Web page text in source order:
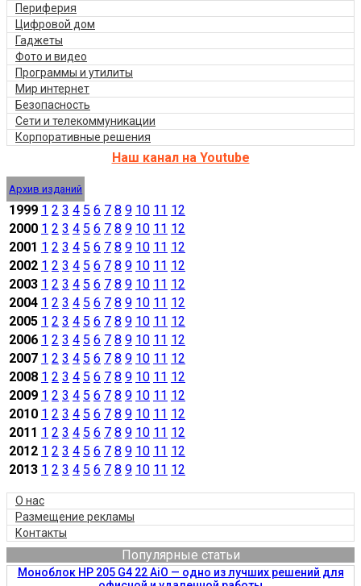
Периферия
Цифровой дом
Гаджеты
Фото и видео
Программы и утилиты
Мир интернет
Безопасность
Сети и телекоммуникации
Корпоративные решения
Наш канал на Youtube
Архив изданий
1999 1 2 3 4 5 6 7 8 9 10 11 12
2000 1 2 3 4 5 6 7 8 9 10 11 12
2001 1 2 3 4 5 6 7 8 9 10 11 12
2002 1 2 3 4 5 6 7 8 9 10 11 12
2003 1 2 3 4 5 6 7 8 9 10 11 12
2004 1 2 3 4 5 6 7 8 9 10 11 12
2005 1 2 3 4 5 6 7 8 9 10 11 12
2006 1 2 3 4 5 6 7 8 9 10 11 12
2007 1 2 3 4 5 6 7 8 9 10 11 12
2008 1 2 3 4 5 6 7 8 9 10 11 12
2009 1 2 3 4 5 6 7 8 9 10 11 12
2010 1 2 3 4 5 6 7 8 9 10 11 12
2011 1 2 3 4 5 6 7 8 9 10 11 12
2012 1 2 3 4 5 6 7 8 9 10 11 12
2013 1 2 3 4 5 6 7 8 9 10 11 12
О нас
Размещение рекламы
Контакты
Популярные статьи
Моноблок HP 205 G4 22 AiO — одно из лучших решений для